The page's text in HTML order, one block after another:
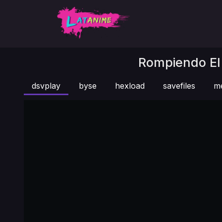
Rompiendo
dsvplay byse hexload savefiles